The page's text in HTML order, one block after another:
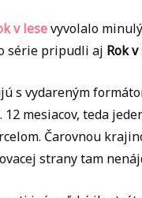
v lesevyvolalo
série pripudli aj Rok
s vydareným
12 mesiacov, teda
Čarovnou
strany tam